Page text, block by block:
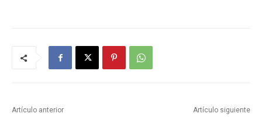
Artículo anterior Artículo siguiente